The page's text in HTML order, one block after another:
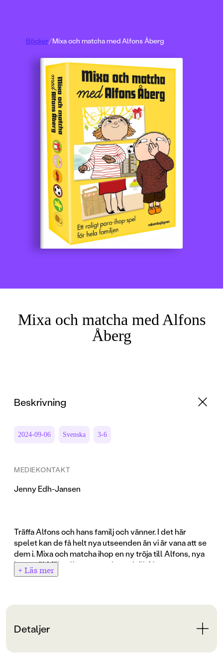
Mixa och matcha med Alfons
Åberg
Böcker/Mixa och matcha med Alfons Åberg
Beskrivning
2024-09-06 Svenska 3-6
MEDIEKONTAKT
Jenny Edh-Jansen
Träffa Alfons och hans familj och vänner. I det här
spelet kan de få helt nya utseenden än vi är vana att se
dem i. Mixa och matcha ihop en ny tröja till Alfons, nya
byxor till Milla eller ett nytt huvud till Alfons pappa.
Allt är möjligt i det här här roliga och enkla spelet för
+ Läs mer
Detaljer